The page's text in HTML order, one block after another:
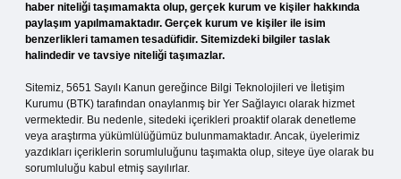
haber niteliği taşımamakta olup, gerçek kurum ve kişiler hakkında
paylaşım yapılmamaktadır. Gerçek kurum ve kişiler ile isim
benzerlikleri tamamen tesadüfidir. Sitemizdeki bilgiler taslak
halindedir ve tavsiye niteliği taşımazlar.
Sitemiz, 5651 Sayılı Kanun gereğince Bilgi Teknolojileri ve İletişim
Kurumu (BTK) tarafından onaylanmış bir Yer Sağlayıcı olarak hizmet
vermektedir. Bu nedenle, sitedeki içerikleri proaktif olarak denetleme
veya araştırma yükümlülüğümüz bulunmamaktadır. Ancak, üyelerimiz
yazdıkları içeriklerin sorumluluğunu taşımakta olup, siteye üye olarak bu
sorumluluğu kabul etmiş sayılırlar.